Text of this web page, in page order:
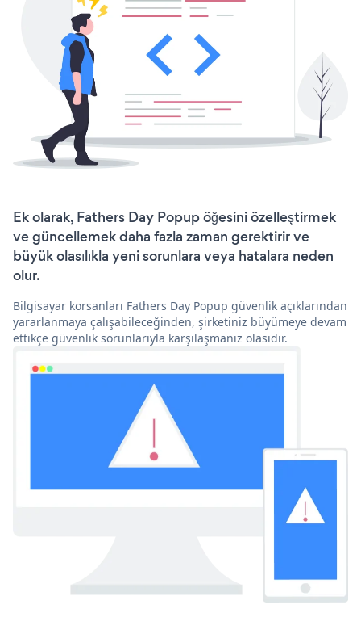
Ek olarak, Fathers Day Popup öğesini özelleştirmek
ve güncellemek daha fazla zaman gerektirir ve
büyük olasılıkla yeni sorunlara veya hatalara neden
olur.
Bilgisayar korsanları Fathers Day Popup güvenlik açıklarından
yararlanmaya çalışabileceğinden, şirketiniz büyümeye devam
ettikçe güvenlik sorunlarıyla karşılaşmanız olasıdır.